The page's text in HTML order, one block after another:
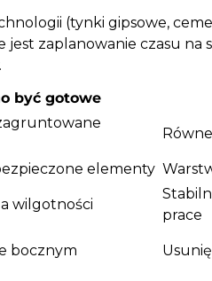
(tynki gipsowe,
jest zaplanowanie czasu na
być gotowe
elementy
wilgotności
prace
bocznym